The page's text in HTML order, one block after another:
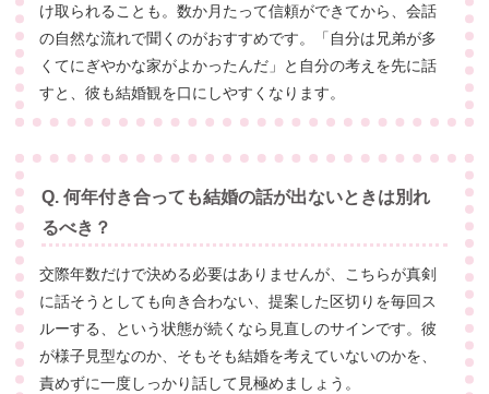
け取られることも。数か月たって信頼ができてから、会話
の自然な流れで聞くのがおすすめです。「自分は兄弟が多
くてにぎやかな家がよかったんだ」と自分の考えを先に話
すと、彼も結婚観を口にしやすくなります。
Q. 何年付き合っても結婚の話が出ないときは別れ
るべき？
交際年数だけで決める必要はありませんが、こちらが真剣
に話そうとしても向き合わない、提案した区切りを毎回ス
ルーする、という状態が続くなら見直しのサインです。彼
が様子見型なのか、そもそも結婚を考えていないのかを、
責めずに一度しっかり話して見極めましょう。